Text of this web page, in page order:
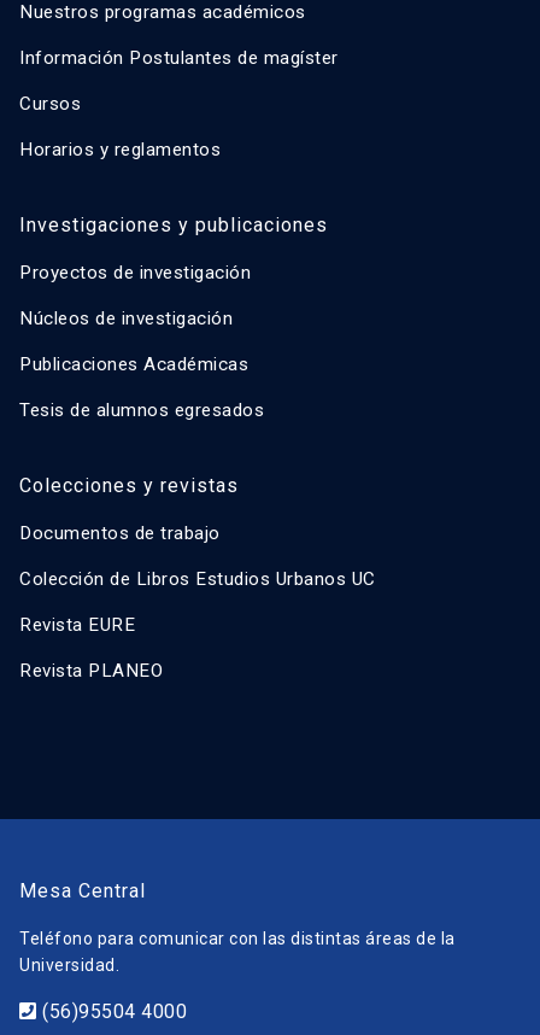
Nuestros programas académicos
Información Postulantes de magíster
Cursos
Horarios y reglamentos
Investigaciones y publicaciones
Proyectos de investigación
Núcleos de investigación
Publicaciones Académicas
Tesis de alumnos egresados
Colecciones y revistas
Documentos de trabajo
Colección de Libros Estudios Urbanos UC
Revista EURE
Revista PLANEO
Mesa Central
Teléfono para comunicar con las distintas áreas de la
Universidad.
(56)95504 4000